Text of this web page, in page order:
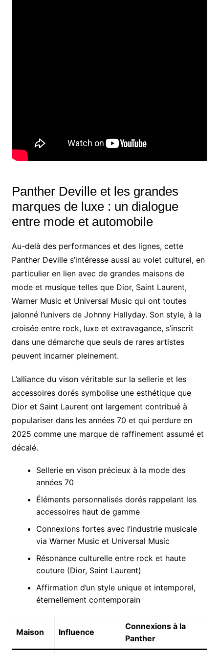
Panther Deville et les grandes
marques de luxe : un dialogue
entre mode et automobile
Au-delà des performances et des lignes, cette
Panther Deville s’intéresse aussi au volet culturel, en
particulier en lien avec de grandes maisons de
mode et musique telles que Dior, Saint Laurent,
Warner Music et Universal Music qui ont toutes
jalonné l’univers de Johnny Hallyday. Son style, à la
croisée entre rock, luxe et extravagance, s’inscrit
dans une démarche que seuls de rares artistes
peuvent incarner pleinement.
L’alliance du vison véritable sur la sellerie et les
accessoires dorés symbolise une esthétique que
Dior et Saint Laurent ont largement contribué à
populariser dans les années 70 et qui perdure en
2025 comme une marque de raffinement assumé et
décalé.
Sellerie en vison précieux à la mode des
années 70
Éléments personnalisés dorés rappelant les
accessoires haut de gamme
Connexions fortes avec l’industrie musicale
via Warner Music et Universal Music
Résonance culturelle entre rock et haute
couture (Dior, Saint Laurent)
Affirmation d’un style unique et intemporel,
éternellement contemporain
Maison Influence
Connexions à la
Panther